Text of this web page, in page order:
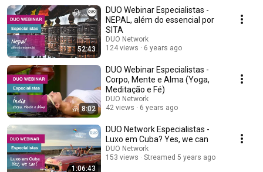
52:43
DUO Webinar Especialistas -
NEPAL, além do essencial por
SITA
DUO Network
124 views
6 years ago
8:02
DUO Webinar Especialistas -
Corpo, Mente e Alma (Yoga,
Meditação e Fé)
DUO Network
42 views
6 years ago
1:06:43
DUO Network Especialistas -
Luxo em Cuba? Yes, we can
DUO Network
153 views
Streamed 5 years ago